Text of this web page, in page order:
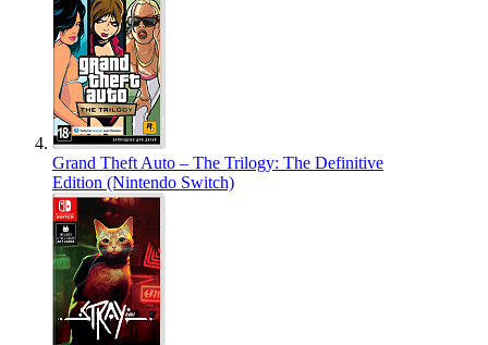
Grand Theft Auto – The Trilogy: The Definitive
Edition (Nintendo Switch)